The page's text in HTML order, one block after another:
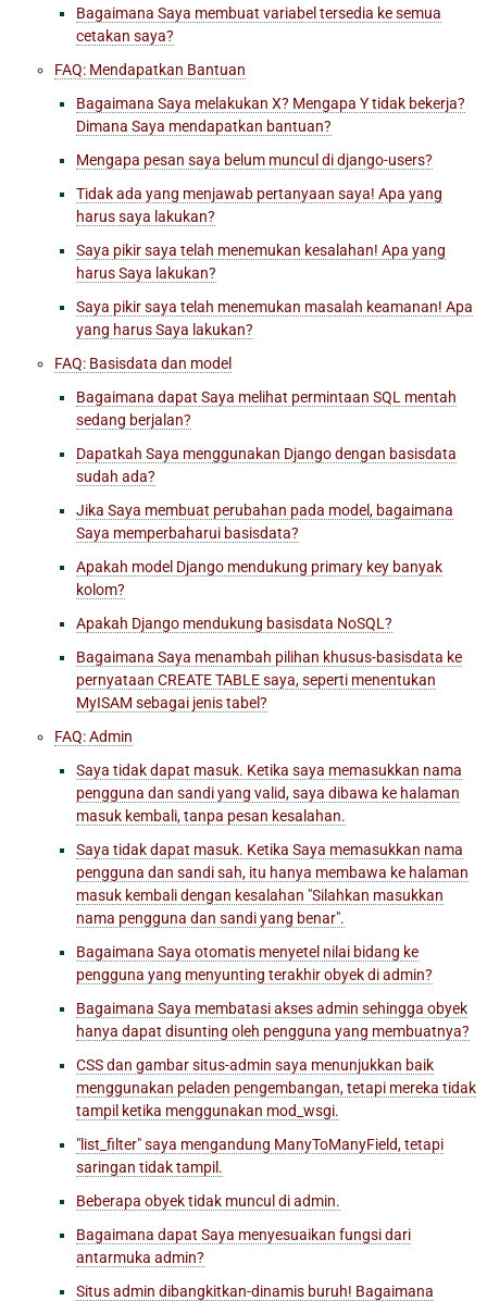
Bagaimana Saya membuat variabel tersedia ke semua
cetakan saya?
FAQ: Mendapatkan Bantuan
Bagaimana Saya melakukan X? Mengapa Y tidak bekerja?
Dimana Saya mendapatkan bantuan?
Mengapa pesan saya belum muncul didjango-users?
Tidak ada yang menjawab pertanyaan saya! Apa yang
harus saya lakukan?
Saya pikir saya telah menemukan kesalahan! Apa yang
harus Saya lakukan?
Saya pikir saya telah menemukan masalah keamanan! Apa
yang harus Saya lakukan?
FAQ: Basisdata dan model
Bagaimana dapat Saya melihat permintaan SQL mentah
sedang berjalan?
Dapatkah Saya menggunakan Django dengan basisdata
sudah ada?
Jika Saya membuat perubahan pada model, bagaimana
Saya memperbaharui basisdata?
Apakah model Django mendukung primary key banyak
kolom?
Apakah Django mendukung basisdata NoSQL?
Bagaimana Saya menambah pilihan khusus-basisdata ke
pernyataan CREATE TABLE saya, seperti menentukan
MyISAM sebagai jenis tabel?
FAQ: Admin
Saya tidak dapat masuk. Ketika saya memasukkan nama
pengguna dan sandi yang valid, saya dibawa ke halaman
masuk kembali, tanpa pesan kesalahan.
Saya tidak dapat masuk. Ketika Saya memasukkan nama
pengguna dan sandi sah, itu hanya membawa ke halaman
masuk kembali dengan kesalahan "Silahkan masukkan
nama pengguna dan sandi yang benar".
Bagaimana Saya otomatis menyetel nilai bidang ke
pengguna yang menyunting terakhir obyek di admin?
Bagaimana Saya membatasi akses admin sehingga obyek
hanya dapat disunting oleh pengguna yang membuatnya?
CSS dan gambar situs-admin saya menunjukkan baik
menggunakan peladen pengembangan, tetapi mereka tidak
tampil ketika menggunakan mod_wsgi.
"list_filter" saya mengandung ManyToManyField, tetapi
saringan tidak tampil.
Beberapa obyek tidak muncul di admin.
Bagaimana dapat Saya menyesuaikan fungsi dari
antarmuka admin?
Situs admin dibangkitkan-dinamis buruh! Bagaimana